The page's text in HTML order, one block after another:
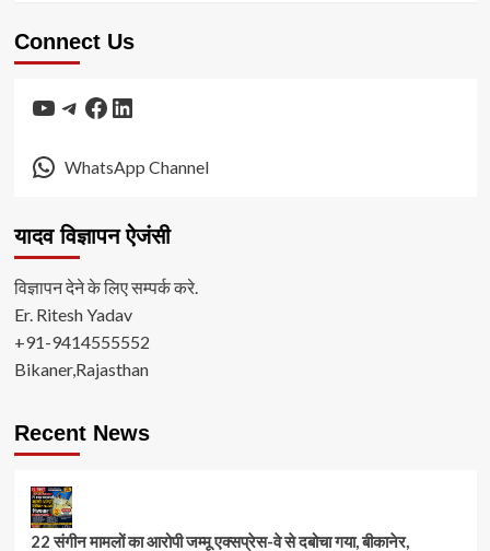
Connect Us
YouTube
Telegram
Facebook
LinkedIn
WhatsApp Channel
यादव विज्ञापन ऐजंसी
विज्ञापन देने के लिए सम्पर्क करे.
Er. Ritesh Yadav
+91-9414555552
Bikaner,Rajasthan
Recent News
22 संगीन मामलों का आरोपी जम्मू एक्सप्रेस-वे से दबोचा गया, बीकानेर,